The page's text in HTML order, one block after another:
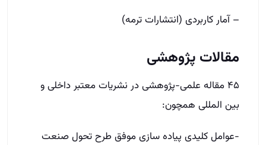
– آمار کاربردی (انتشارات ترمه)
مقالات پژوهشی
۴۵ مقاله علمی-پژوهشی در نشریات معتبر داخلی و
بین­ المللی همچون:
-عوامل کلیدی پیاده ­سازی موفق طرح تحول صنعت